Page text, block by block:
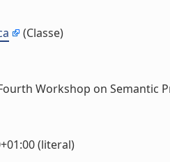
(Classe)
Workshop on Semantic
(literal)